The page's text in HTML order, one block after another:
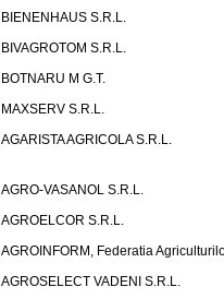
BIENENHAUS S.R.L.
BIVAGROTOM S.R.L.
BOTNARU M G.T.
MAXSERV S.R.L.
AGARISTA AGRICOLA S.R.L.
AGRO-VASANOL S.R.L.
AGROELCOR S.R.L.
AGROINFORM, Federatia
AGROSELECT VADENI S.R.L.